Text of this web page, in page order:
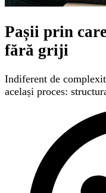
Pașii prin
fără griji
Indiferent de
același proces: